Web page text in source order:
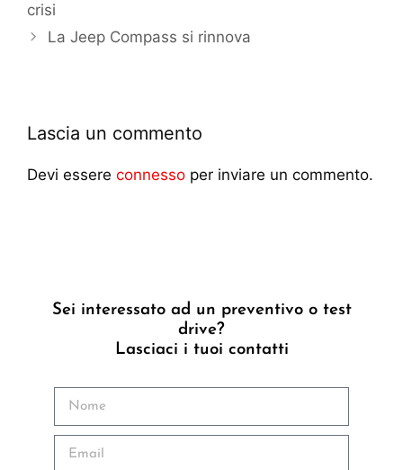
crisi
La Jeep Compass si rinnova
Lascia un commento
Devi essere connesso per inviare un commento.
Sei interessato ad un preventivo o test
drive?
Lasciaci i tuoi contatti